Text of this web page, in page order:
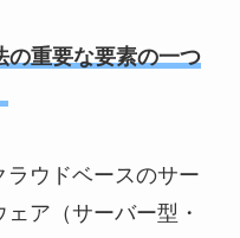
の重要な要素の一つ
ウドベースのサー
ア（サーバー型・